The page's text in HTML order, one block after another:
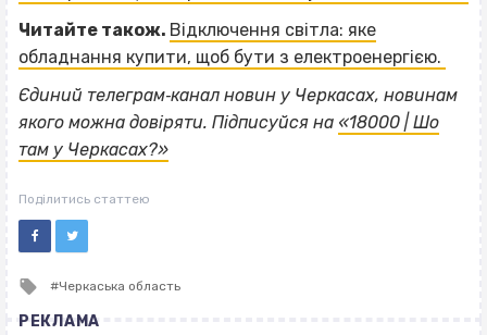
Читайте також. Відключення світла: яке
обладнання купити, щоб бути з електроенергією.
Єдиний телеграм‐канал новин у Черкасах, новинам
якого можна довіряти. Підписуйся на «18000 | Шо
там у Черкасах?»
Поділитись статтею
Tagged
Черкаська область
РЕКЛАМА